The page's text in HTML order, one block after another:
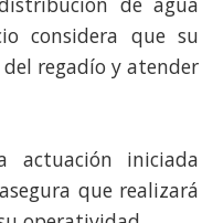
considera que su
regadío y atender
actuación iniciada
que realizará